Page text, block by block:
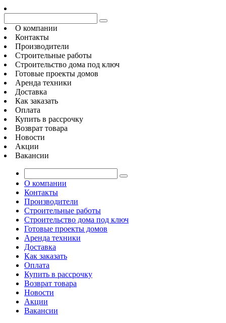
О компании
Контакты
Производители
Строительные работы
Строительство дома под ключ
Готовые проекты домов
Аренда техники
Доставка
Как заказать
Оплата
Купить в рассрочку
Возврат товара
Новости
Акции
Вакансии
О компании
Контакты
Производители
Строительные работы
Строительство дома под ключ
Готовые проекты домов
Аренда техники
Доставка
Как заказать
Оплата
Купить в рассрочку
Возврат товара
Новости
Акции
Вакансии